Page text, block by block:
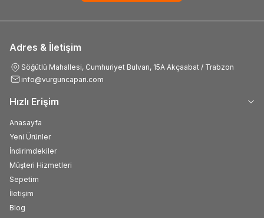
Adres & İletişim
Söğütlü Mahallesi, Cumhuriyet Bulvarı, 15A Akçaabat / Trabzon
info@vurguncapari.com
Hızlı Erişim
Anasayfa
Yeni Ürünler
İndirimdekiler
Müşteri Hizmetleri
Sepetim
İletişim
Blog